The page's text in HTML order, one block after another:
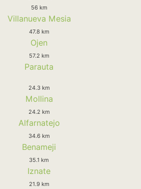
56 km
Villanueva Mesia
47.8 km
Ojen
57.2 km
Parauta
24.3 km
Mollina
24.2 km
Alfarnatejo
34.6 km
Benameji
35.1 km
Iznate
21.9 km